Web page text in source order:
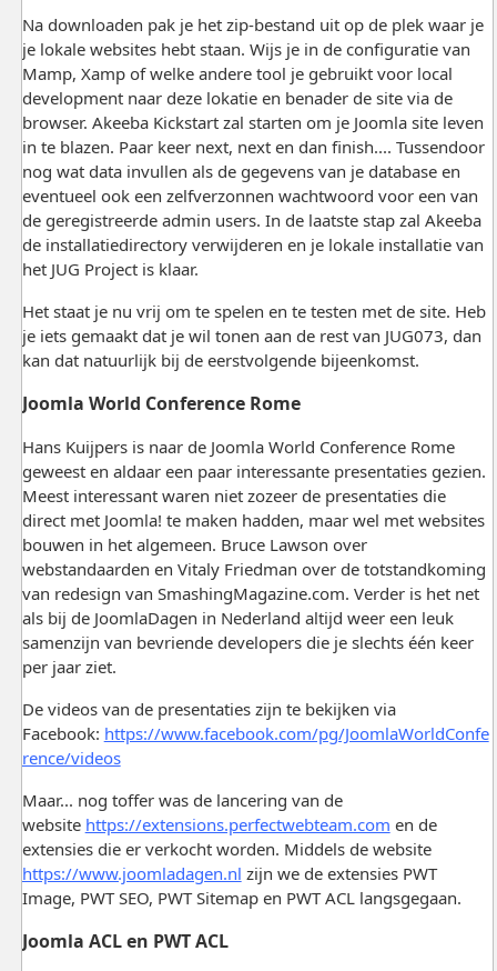
Na downloaden pak je het zip-bestand uit op de plek waar je
je lokale websites hebt staan. Wijs je in de configuratie van
Mamp, Xamp of welke andere tool je gebruikt voor local
development naar deze lokatie en benader de site via de
browser. Akeeba Kickstart zal starten om je Joomla site leven
in te blazen. Paar keer next, next en dan finish.... Tussendoor
nog wat data invullen als de gegevens van je database en
eventueel ook een zelfverzonnen wachtwoord voor een van
de geregistreerde admin users. In de laatste stap zal Akeeba
de installatiedirectory verwijderen en je lokale installatie van
het JUG Project is klaar.
Het staat je nu vrij om te spelen en te testen met de site. Heb
je iets gemaakt dat je wil tonen aan de rest van JUG073, dan
kan dat natuurlijk bij de eerstvolgende bijeenkomst.
Joomla World Conference Rome
Hans Kuijpers is naar de Joomla World Conference Rome
geweest en aldaar een paar interessante presentaties gezien.
Meest interessant waren niet zozeer de presentaties die
direct met Joomla! te maken hadden, maar wel met websites
bouwen in het algemeen. Bruce Lawson over
webstandaarden en Vitaly Friedman over de totstandkoming
van redesign van SmashingMagazine.com. Verder is het net
als bij de JoomlaDagen in Nederland altijd weer een leuk
samenzijn van bevriende developers die je slechts één keer
per jaar ziet.
De videos van de presentaties zijn te bekijken via
Facebook: https://www.facebook.com/pg/JoomlaWorldConfe
rence/videos
Maar... nog toffer was de lancering van de
website https://extensions.perfectwebteam.com en de
extensies die er verkocht worden. Middels de website
https://www.joomladagen.nl zijn we de extensies PWT
Image, PWT SEO, PWT Sitemap en PWT ACL langsgegaan.
Joomla ACL en PWT ACL